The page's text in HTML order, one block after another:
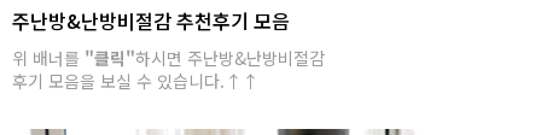
주난방&난방비절감 추천후기 모음
위 배너를 "클릭"하시면 주난방&난방비절감
후기 모음을 보실 수 있습니다.↑↑